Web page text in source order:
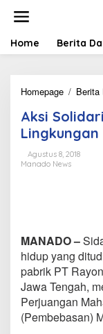
t
Home Berita
Homepage / Berita
Aksi
Agustus 8, 2018
Manado News
MANADO –
hidup yang
pabrik PT
Jawa Tengah,
Perjuangan
(Pembebasan)